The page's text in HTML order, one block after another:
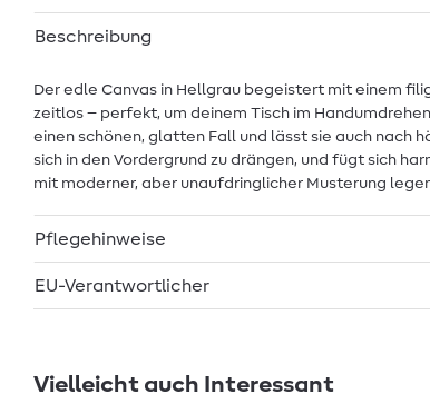
Beschreibung
Der edle Canvas in Hellgrau begeistert mit einem
zeitlos – perfekt, um deinem Tisch im
einen schönen, glatten Fall und lässt sie auch nach
sich in den Vordergrund zu drängen, und fügt sich
mit moderner, aber unaufdringlicher Musterung
Pflegehinweise
EU-Verantwortlicher
Vielleicht auch Interessant